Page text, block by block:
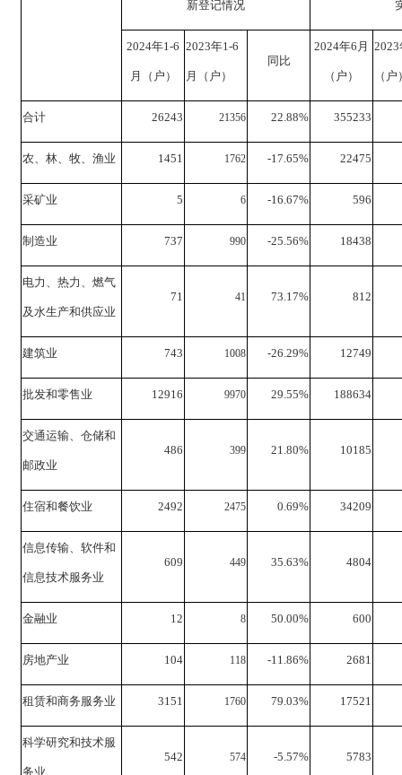
新登记情况
2024年1-6
月（户）
2023年1-6
月（户）
同比
2024年6月
（户） （户
合计 26243 21356 22.88% 355233
农、林、牧、渔业 1451 1762 -17.65% 22475
采矿业 5 6 -16.67% 596
制造业 737 990 -25.56% 18438
电力、热力、燃气
及水生产和供应业
71 41 73.17% 812
建筑业 743 1008 -26.29% 12749
批发和零售业 12916 9970 29.55% 188634
交通运输、仓储和
邮政业
486 399 21.80% 10185
住宿和餐饮业 2492 2475 0.69% 34209
信息传输、软件和
信息技术服务业
609 449 35.63% 4804
金融业 12 8 50.00% 600
房地产业 104 118 -11.86% 2681
租赁和商务服务业 3151 1760 79.03% 17521
科学研究和技术服
务业
542 574 -5.57% 5783